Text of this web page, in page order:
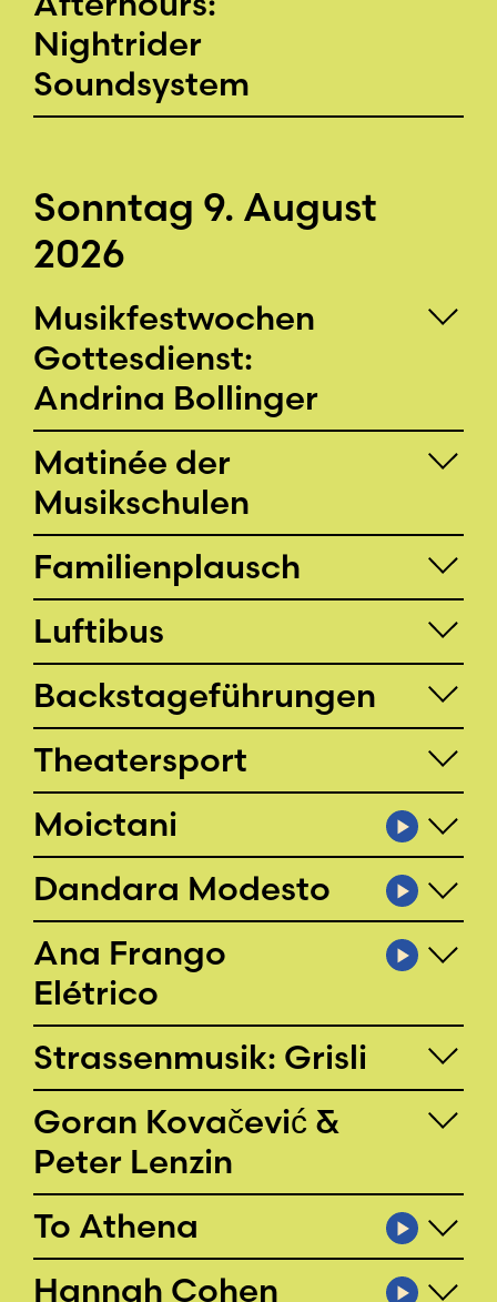
Nightrider
Soundsystem
Sonntag 9. August
2026
Musikfest­wochen
Gottes­dienst:
Andrina Bollinger
Matinée der
Musikschulen
Familienplausch
Luftibus
Backstageführungen
Theatersport
Moictani
Dandara Modesto
Ana Frango
Elétrico
Strassenmusik: Grisli
Goran Kovačević &
Peter Lenzin
To Athena
Hannah Cohen